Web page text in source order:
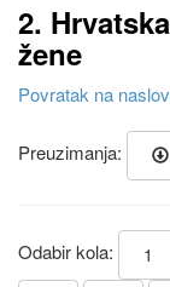
2.
žene
Povratak na
Preuzimanja:
Odabir kola: 1